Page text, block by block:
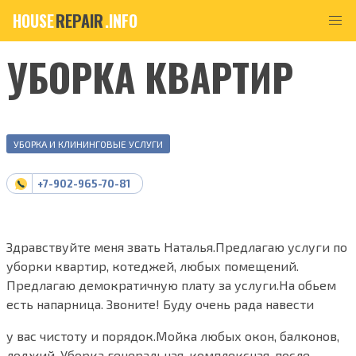
HOUSEREPAIR.INFO
УБОРКА КВАРТИР
УБОРКА И КЛИНИНГОВЫЕ УСЛУГИ
+7-902-965-70-81
Здравствуйте меня звать Наталья.Предлагаю услуги по
уборки квартир, котеджей, любых помещений.
Предлагаю демократичную плату за услуги.На обьем
есть напарница. Звоните! Буду очень рада навести
у вас чистоту и порядок.Мойка любых окон, балконов,